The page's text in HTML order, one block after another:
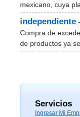
mexicano, cuya
independiente
Compra de
de productos ya
Servicios
Ingresar Mi